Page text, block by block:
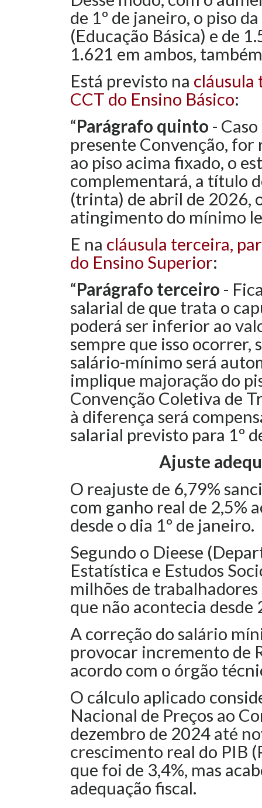
de 1º de janeiro, o piso
(Educação Básica) e de
1.621 em ambos,
Está previsto na cláusula
CCT do Ensino Básico:
“Parágrafo quinto -
presente Convenção,
ao piso acima fixado, o
complementará, a título
(trinta) de abril de 2026,
atingimento do mínimo
E na cláusula terceira,
do Ensino Superior:
“Parágrafo terceiro -
salarial de que trata o
poderá ser inferior ao
sempre que isso ocorrer,
salário-mínimo será
implique majoração do
Convenção Coletiva de
à diferença será
salarial previsto para 1º
Ajuste
O reajuste de 6,79%
com ganho real de 2,5%
desde o dia 1º de janeiro.
Segundo o Dieese
Estatística e Estudos
milhões de
que não acontecia desde
A correção do salário
provocar incremento de
acordo com o órgão
O cálculo aplicado
Nacional de Preços ao
dezembro de 2024 até
crescimento real do PIB
que foi de 3,4%, mas
adequação fiscal.